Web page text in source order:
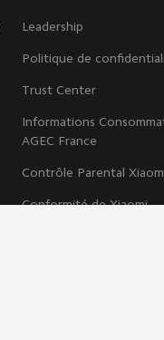
Leadership
Politique de
Trust Center
Informations
AGEC France
Contrôle Parental
Conformité de Xiaomi